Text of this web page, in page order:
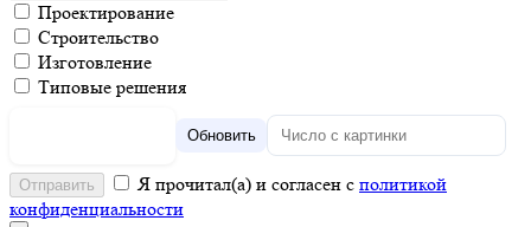
Проектирование
Строительство
Изготовление
Типовые решения
Обновить
Я прочитал(а) и согласен с политикой
конфиденциальности